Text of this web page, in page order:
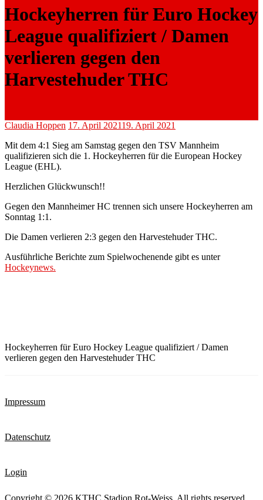
Hockeyherren für Euro Hockey
League qualifiziert / Damen
verlieren gegen den
Harvestehuder THC
Claudia Hoppen 17. April 202119. April 2021
Mit dem 4:1 Sieg am Samstag gegen den TSV Mannheim
qualifizieren sich die 1. Hockeyherren für die European Hockey
League (EHL).
Herzlichen Glückwunsch!!
Gegen den Mannheimer HC trennen sich unsere Hockeyherren am
Sonntag 1:1.
Die Damen verlieren 2:3 gegen den Harvestehuder THC.
Ausführliche Berichte zum Spielwochenende gibt es unter
Hockeynews.
Hockeyherren für Euro Hockey League qualifiziert / Damen
verlieren gegen den Harvestehuder THC
Impressum
Datenschutz
Login